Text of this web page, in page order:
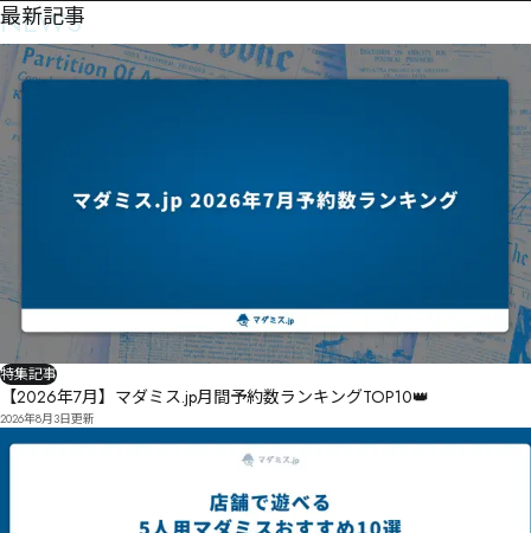
NEWS
最新記事
特集記事
【2026年7月】マダミス.jp月間予約数ランキングTOP10👑
2026年8月3日更新